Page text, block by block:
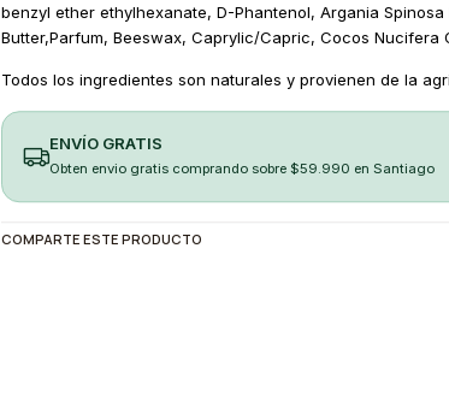
benzyl ether ethylhexanate, D-Phantenol, Argania Spinosa
Butter,Parfum, Beeswax, Caprylic/Capric, Cocos Nucifera
Todos los ingredientes son naturales y provienen de la
ENVÍO GRATIS
Obten envio gratis comprando sobre $59.990 en Santiago
COMPARTE ESTE PRODUCTO